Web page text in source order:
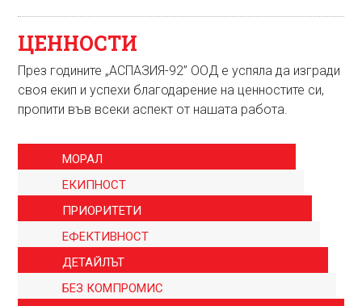
ЦЕННОСТИ
През годините „АСПАЗИЯ-92” ООД е успяла да изгради
своя екип и успехи благодарение на ценностите си,
пропити във всеки аспект от нашата работа.
МОРАЛ
ЕКИПНОСТ
ПРИОРИТЕТИ
ЕФЕКТИВНОСТ
ДЕТАЙЛЪТ
БЕЗ КОМПРОМИС